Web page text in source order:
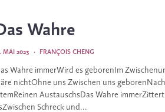
Wahre
FRANÇOIS CHENG
·
MAI 2023
Wahre immerWird es geborenIm
nichtOhne uns Zwischen uns
AustauschsDas Wahre immerZittert
Schreck und...